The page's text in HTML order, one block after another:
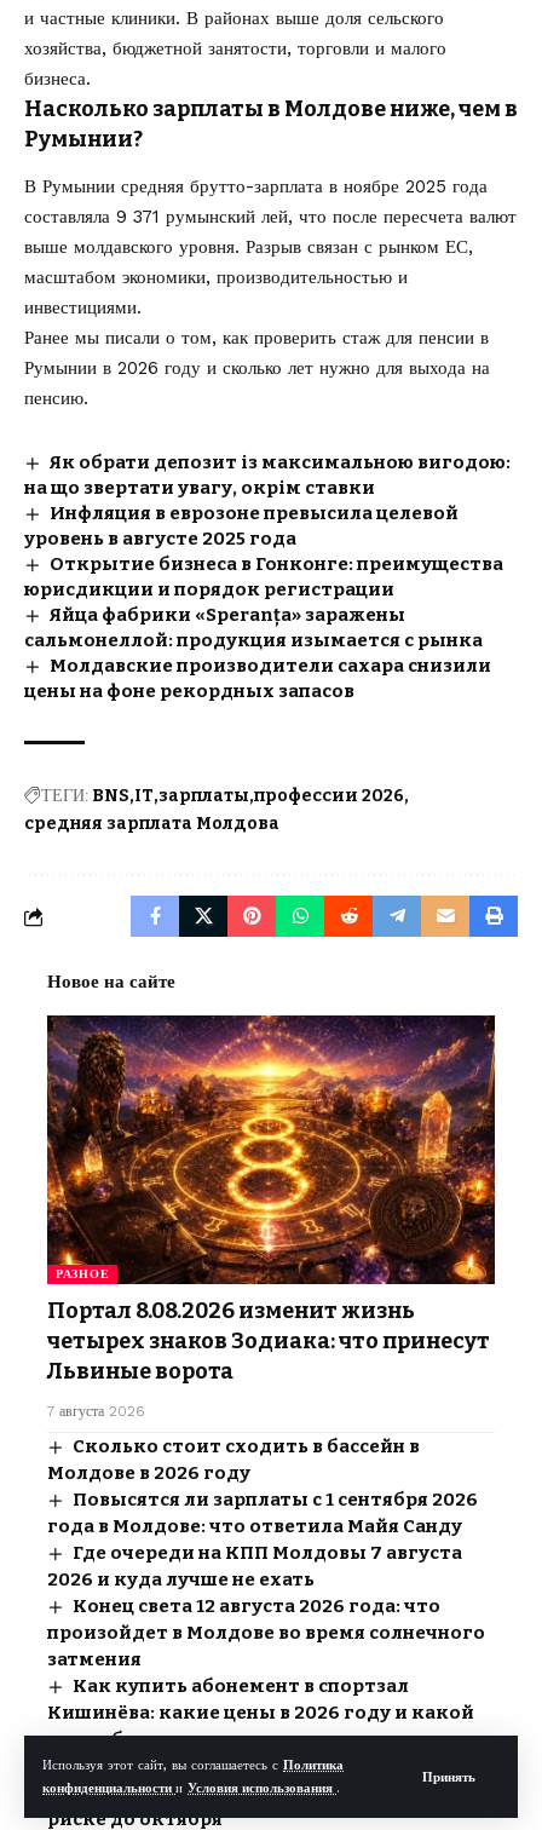
Используя этот сайт, вы соглашаетесь с Политика
конфиденциальности и Условия использования .
Принять
и частные клиники. В районах выше доля сельского
хозяйства, бюджетной занятости, торговли и малого
бизнеса.
Насколько зарплаты в Молдове ниже, чем в
Румынии?
В Румынии средняя брутто-зарплата в ноябре 2025 года
составляла 9 371 румынский лей, что после пересчета валют
выше молдавского уровня. Разрыв связан с рынком ЕС,
масштабом экономики, производительностью и
инвестициями.
Ранее мы писали о том, как проверить стаж для пенсии в
Румынии в 2026 году и сколько лет нужно для выхода на
пенсию.
Як обрати депозит із максимальною вигодою:
на що звертати увагу, окрім ставки
Инфляция в еврозоне превысила целевой
уровень в августе 2025 года
Открытие бизнеса в Гонконге: преимущества
юрисдикции и порядок регистрации
Яйца фабрики «Speranța» заражены
сальмонеллой: продукция изымается с рынка
Молдавские производители сахара снизили
цены на фоне рекордных запасов
ТЕГИ: BNS IT зарплаты профессии 2026
средняя зарплата Молдова
Новое на сайте
РАЗНОЕ
Портал 8.08.2026 изменит жизнь
четырех знаков Зодиака: что принесут
Львиные ворота
7 августа 2026
Сколько стоит сходить в бассейн в
Молдове в 2026 году
Повысятся ли зарплаты с 1 сентября 2026
года в Молдове: что ответила Майя Санду
Где очереди на КПП Молдовы 7 августа
2026 и куда лучше не ехать
Конец света 12 августа 2026 года: что
произойдет в Молдове во время солнечного
затмения
Как купить абонемент в спортзал
Кишинёва: какие цены в 2026 году и какой
зал выбрать
Комары могут переносить опасный вирус
Западного Нила: в Молдове предупредили о
риске до октября